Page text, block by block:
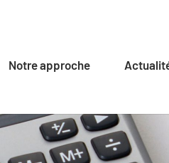
Notre approche